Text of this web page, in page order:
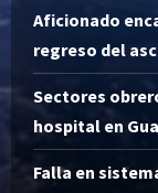
Aficionado
regreso del
Sectores
hospital en
Falla en